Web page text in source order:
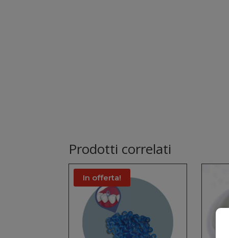
Prodotti correlati
In offerta!